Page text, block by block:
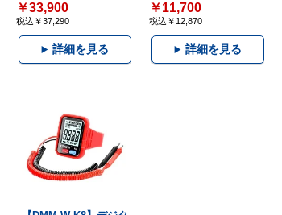
￥33,900
税込￥37,290
詳細を見る
￥11,700
税込￥12,870
詳細を見る